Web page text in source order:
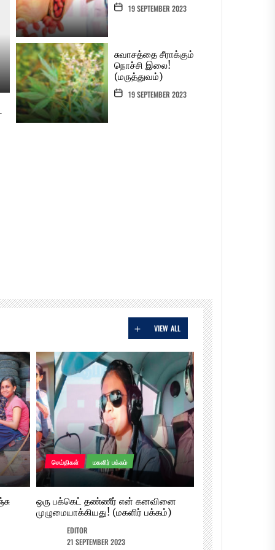
19 SEPTEMBER 2023
சுவாசத்தை சீராக்கும்
நொச்சி இலை!
(மருத்துவம்)
19 SEPTEMBER 2023
VIEW ALL
செய்திகள் மகளிர் பக்கம்
ஒரு பக்கெட் தண்ணீர் என் கனவினை
முழுமையாக்கியது! (மகளிர் பக்கம்)
EDITOR
21 SEPTEMBER 2023
என் கணவர் மூடுன கடைய துணிஞ்சு
தொறந்தேன்! (மகளிர் பக்கம்)
22 SEPTEMBER 2023
ஏன் வேண்டும் உச்சகட்டம் ?
(அவ்வப்போது கிளாமர்)
22 SEPTEMBER 2023